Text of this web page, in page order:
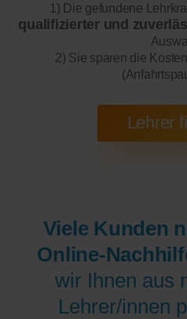
1) Die gefundene
qualifizierter und
2) Sie sparen die
Viele Kunden
Online-
wir Ihnen aus
Lehrer/innen